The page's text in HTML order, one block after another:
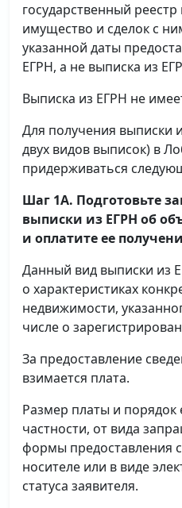
государственный
имущество и сделок с
указанной даты
ЕГРН, а не выписка из
Выписка из ЕГРН не
Для получения выписки
двух видов выписок) в
придерживаться
Шаг 1А. Подготовьте
выписки из ЕГРН об
и оплатите ее
Данный вид выписки из
о характеристиках
недвижимости,
числе о
За предоставление
взимается плата.
Размер платы и порядок
частности, от вида
формы предоставления
носителе или в виде
статуса заявителя.